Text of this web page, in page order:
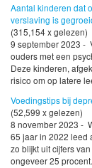
Aantal kinderen dat
verslaving is
(315,154 x gelezen)
9 september 2023 -
ouders met een
Deze kinderen,
risico om op latere
Voedingstips bij
(52,599 x gelezen)
8 november 2023 -
65 jaar in 2022 leed
zo blijkt uit cijfers
ongeveer 25